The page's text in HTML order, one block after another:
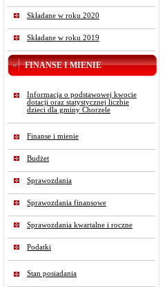
Składane w roku 2020
Składane w roku 2019
FINANSE I MIENIE
Informacja o podstawowej kwocie
dotacji oraz statystycznej liczbie
dzieci dla gminy Chorzele
Finanse i mienie
Budżet
Sprawozdania
Sprawozdania finansowe
Sprawozdania kwartalne i roczne
Podatki
Stan posiadania